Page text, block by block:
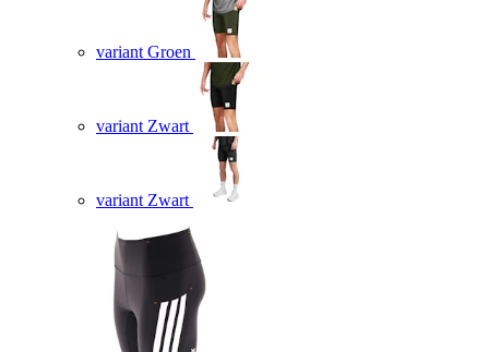
variant Groen
variant Zwart
variant Zwart